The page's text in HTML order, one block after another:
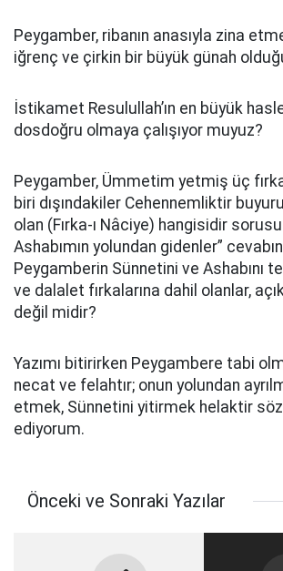
Peygamber, ribanın anasıyla zina
iğrenç ve çirkin bir büyük günah
İstikamet Resulullah’ın en büyük
dosdoğru olmaya çalışıyor muyuz?
Peygamber, Ümmetim yetmiş üç
biri dışındakiler Cehennemliktir
olan (Fırka-ı Nâciye) hangisidir
Ashabımın yolundan gidenler”
Peygamberin Sünnetini ve Ashabını
ve dalalet fırkalarına dahil olanlar,
değil midir?
Yazımı bitirirken Peygambere tabi
necat ve felahtır; onun yolundan
etmek, Sünnetini yitirmek helaktir
ediyorum.
Önceki ve Sonraki Yazılar